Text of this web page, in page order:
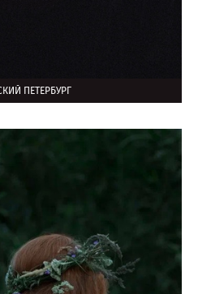
ПЕТЕРБУРГ